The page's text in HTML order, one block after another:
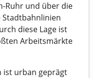
Ruhr und über die
Stadtbahnlinien
diese Lage ist
Arbeitsmärkte
ist urban geprägt